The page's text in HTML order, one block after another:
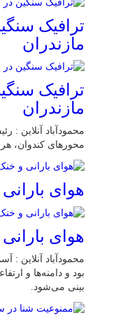
ترافیک
مازندران
ترافیک
مازندران
محمودآباد آنلاین :
محور‌های کندوان،
هوای
هوای
محمودآباد آنلاین :
بود و دامنه‌ها و
بینی می‌شود.